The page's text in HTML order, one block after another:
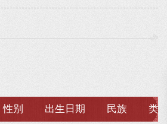
性别 出生日期 民族 类